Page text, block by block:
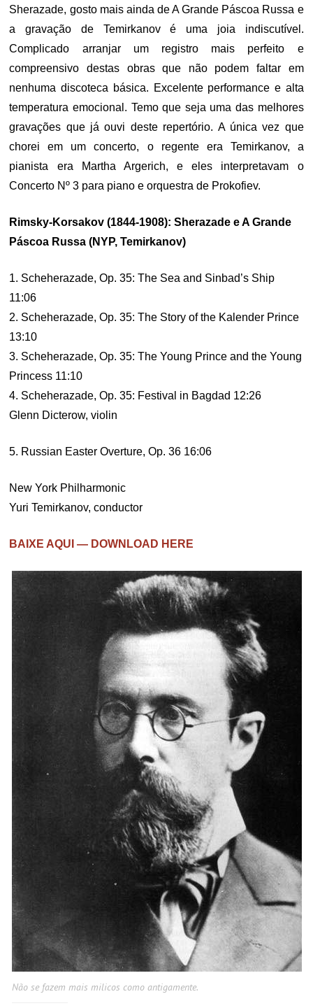
Sherazade, gosto mais ainda de A Grande Páscoa Russa e
a gravação de Temirkanov é uma joia indiscutível.
Complicado arranjar um registro mais perfeito e
compreensivo destas obras que não podem faltar em
nenhuma discoteca básica. Excelente performance e alta
temperatura emocional. Temo que seja uma das melhores
gravações que já ouvi deste repertório. A única vez que
chorei em um concerto, o regente era Temirkanov, a
pianista era Martha Argerich, e eles interpretavam o
Concerto Nº 3 para piano e orquestra de Prokofiev.
Rimsky-Korsakov (1844-1908): Sherazade e A Grande
Páscoa Russa (NYP, Temirkanov)
1. Scheherazade, Op. 35: The Sea and Sinbad’s Ship
11:06
2. Scheherazade, Op. 35: The Story of the Kalender Prince
13:10
3. Scheherazade, Op. 35: The Young Prince and the Young
Princess 11:10
4. Scheherazade, Op. 35: Festival in Bagdad 12:26
Glenn Dicterow, violin
5. Russian Easter Overture, Op. 36 16:06
New York Philharmonic
Yuri Temirkanov, conductor
BAIXE AQUI — DOWNLOAD HERE
Não se fazem mais milicos como antigamente.